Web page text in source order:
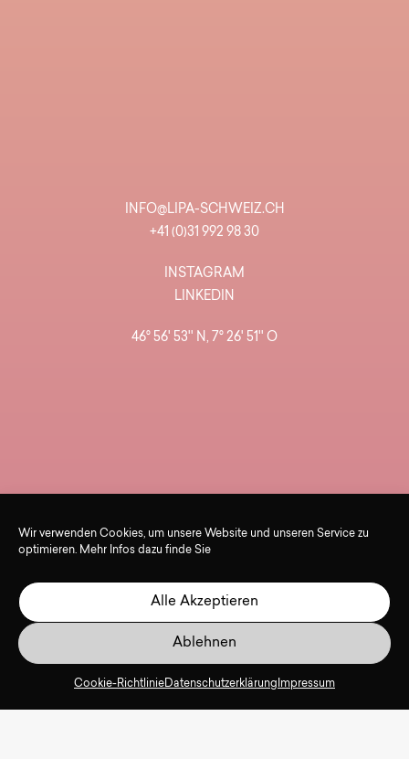
Wir verwenden Cookies, um unsere Website und unseren Service zu
optimieren. Mehr Infos dazu finde Sie
Alle Akzeptieren
Ablehnen
Cookie-RichtlinieDatenschutzerklärung Impressum
INFO@LIPA-SCHWEIZ.CH
+41 (0)31 992 98 30
INSTAGRAM
LINKEDIN
46° 56' 53'' N, 7° 26' 51'' O